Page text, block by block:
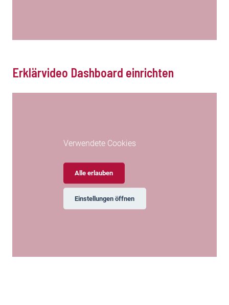
Erklärvideo Dashboard einrichten
Verwendete Cookies
Alle erlauben
Einstellungen öffnen